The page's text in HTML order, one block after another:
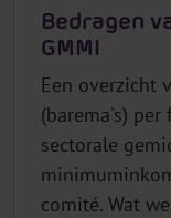
Bedragen
GMMI
Een overzicht
(barema's)
sectorale
comité. Wat